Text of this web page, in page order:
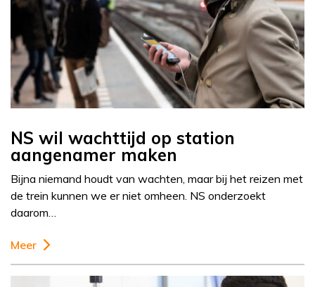
NS wil wachttijd op station
aangenamer maken
Bijna niemand houdt van wachten, maar bij het reizen met
de trein kunnen we er niet omheen. NS onderzoekt
daarom…
Meer